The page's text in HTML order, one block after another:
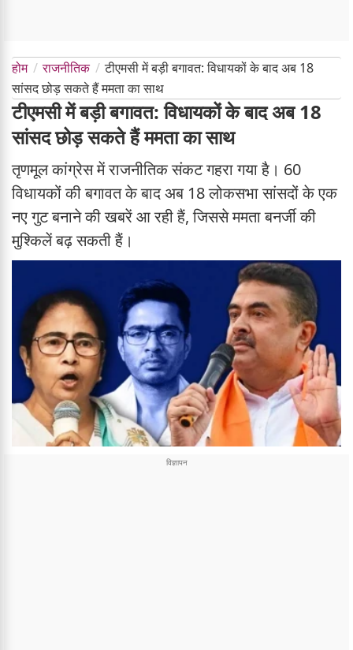
होम राजनीतिक
टीएमसी में बड़ी बगावत: विधायकों के बाद अब 18
सांसद छोड़ सकते हैं ममता का साथ
टीएमसी में बड़ी बगावत: विधायकों के बाद अब 18
सांसद छोड़ सकते हैं ममता का साथ
तृणमूल कांग्रेस में राजनीतिक संकट गहरा गया है। 60
विधायकों की बगावत के बाद अब 18 लोकसभा सांसदों के एक
नए गुट बनाने की खबरें आ रही हैं, जिससे ममता बनर्जी की
मुश्किलें बढ़ सकती हैं।